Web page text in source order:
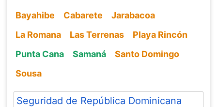
Bayahibe Cabarete
Jarabacoa
La Romana
Las Terrenas
Playa Rincón
Punta Cana
Samaná
Santo Domingo
Sousa
Seguridad de República Dominicana